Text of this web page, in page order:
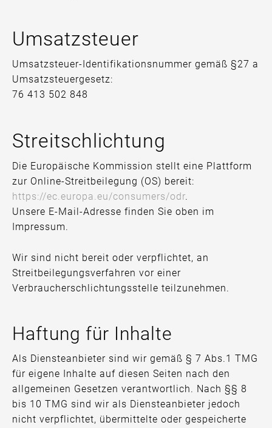
Umsatzsteuer
Umsatzsteuer-Identifikationsnummer gemäß §27 a
Umsatzsteuergesetz:
76 413 502 848
Streitschlichtung
Die Europäische Kommission stellt eine Plattform
zur Online-Streitbeilegung (OS) bereit:
https://ec.europa.eu/consumers/odr.
Unsere E-Mail-Adresse finden Sie oben im
Impressum.
Wir sind nicht bereit oder verpflichtet, an
Streitbeilegungsverfahren vor einer
Verbraucherschlichtungsstelle teilzunehmen.
Haftung für Inhalte
Als Diensteanbieter sind wir gemäß § 7 Abs.1 TMG
für eigene Inhalte auf diesen Seiten nach den
allgemeinen Gesetzen verantwortlich. Nach §§ 8
bis 10 TMG sind wir als Diensteanbieter jedoch
nicht verpflichtet, übermittelte oder gespeicherte